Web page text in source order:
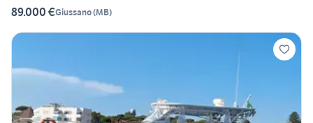
89.000 €Giussano(MB)